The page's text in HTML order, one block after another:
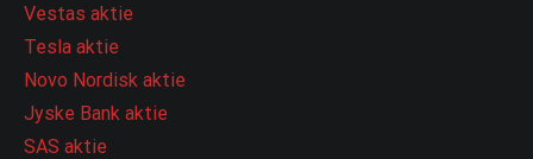
Vestas aktie
Tesla aktie
Novo Nordisk aktie
Jyske Bank aktie
SAS aktie